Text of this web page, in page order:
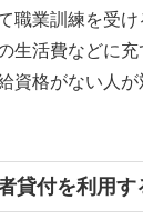
職業訓練を受
生活費などに
資格がない人
貸付を利用す